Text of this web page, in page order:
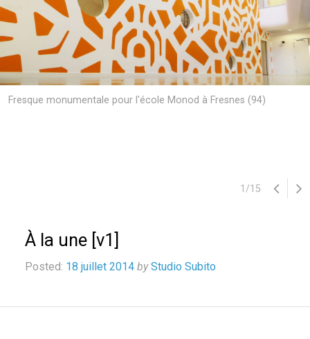
Fresque monumentale pour l'école Monod à Fresnes (94)
1 /15
À la une [v1]
Posted: 18 juillet 2014 by Studio Subito